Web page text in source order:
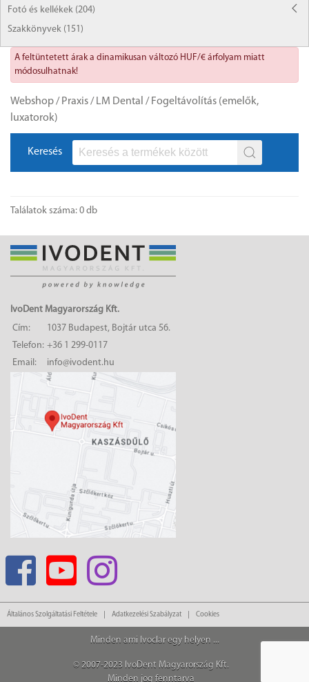
Fotó és kellékek (204)
Szakkönyvek (151)
A feltüntetett árak a dinamikusan változó HUF/€ árfolyam miatt
módosulhatnak!
Webshop/ Praxis/ LM Dental / Fogeltávolítás (emelők,
luxatorok)
Keresés
Találatok száma: 0 db
IvoDent Magyarország Kft.
Cím:
1037 Budapest, Bojtár utca 56.
Telefon: +36 1 299-0117
Email:
info@ivodent.hu
Általános Szolgáltatási Feltétele Adatkezelési Szabályzat Cookies
© 2007-2023 IvoDent Magyarország Kft.
Minden jog fenntarva
Minden ami Ivoclar egy helyen ...